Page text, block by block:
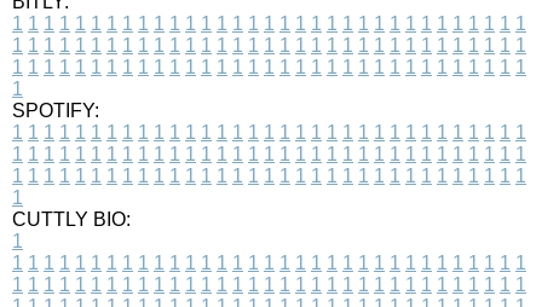
1 1 1 1 1 1 1 1 1 1 1 1 1 1 1 1 1 1 1 1 1 1 1 1 1 1 1 1 1 1 1 1 1
1 1 1 1 1 1 1 1 1 1 1 1 1 1 1 1 1 1 1 1 1 1 1 1 1 1 1 1 1 1 1 1 1
1 1 1 1 1 1 1 1 1 1 1 1 1 1 1 1 1 1 1 1 1 1 1 1 1 1 1 1 1 1 1 1 1
1
SPOTIFY:
1 1 1 1 1 1 1 1 1 1 1 1 1 1 1 1 1 1 1 1 1 1 1 1 1 1 1 1 1 1 1 1 1
1 1 1 1 1 1 1 1 1 1 1 1 1 1 1 1 1 1 1 1 1 1 1 1 1 1 1 1 1 1 1 1 1
1 1 1 1 1 1 1 1 1 1 1 1 1 1 1 1 1 1 1 1 1 1 1 1 1 1 1 1 1 1 1 1 1
1
CUTTLY BIO:
1
1 1 1 1 1 1 1 1 1 1 1 1 1 1 1 1 1 1 1 1 1 1 1 1 1 1 1 1 1 1 1 1 1
1 1 1 1 1 1 1 1 1 1 1 1 1 1 1 1 1 1 1 1 1 1 1 1 1 1 1 1 1 1 1 1 1